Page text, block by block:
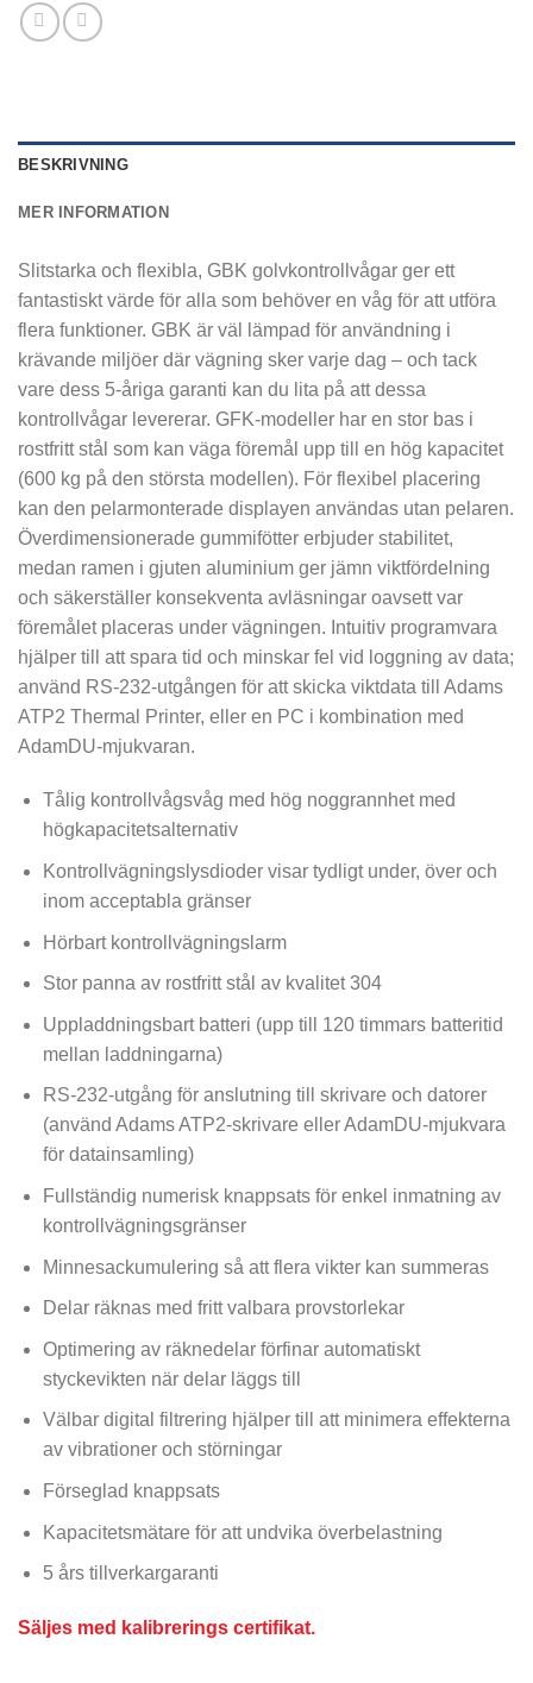
BESKRIVNING
MER INFORMATION
Slitstarka och flexibla, GBK golvkontrollvågar ger ett
fantastiskt värde för alla som behöver en våg för att utföra
flera funktioner. GBK är väl lämpad för användning i
krävande miljöer där vägning sker varje dag – och tack
vare dess 5-åriga garanti kan du lita på att dessa
kontrollvågar levererar. GFK-modeller har en stor bas i
rostfritt stål som kan väga föremål upp till en hög kapacitet
(600 kg på den största modellen). För flexibel placering
kan den pelarmonterade displayen användas utan pelaren.
Överdimensionerade gummifötter erbjuder stabilitet,
medan ramen i gjuten aluminium ger jämn viktfördelning
och säkerställer konsekventa avläsningar oavsett var
föremålet placeras under vägningen. Intuitiv programvara
hjälper till att spara tid och minskar fel vid loggning av data;
använd RS-232-utgången för att skicka viktdata till Adams
ATP2 Thermal Printer, eller en PC i kombination med
AdamDU-mjukvaran.
Tålig kontrollvågsvåg med hög noggrannhet med
högkapacitetsalternativ
Kontrollvägningslysdioder visar tydligt under, över och
inom acceptabla gränser
Hörbart kontrollvägningslarm
Stor panna av rostfritt stål av kvalitet 304
Uppladdningsbart batteri (upp till 120 timmars batteritid
mellan laddningarna)
RS-232-utgång för anslutning till skrivare och datorer
(använd Adams ATP2-skrivare eller AdamDU-mjukvara
för datainsamling)
Fullständig numerisk knappsats för enkel inmatning av
kontrollvägningsgränser
Minnesackumulering så att flera vikter kan summeras
Delar räknas med fritt valbara provstorlekar
Optimering av räknedelar förfinar automatiskt
styckevikten när delar läggs till
Välbar digital filtrering hjälper till att minimera effekterna
av vibrationer och störningar
Förseglad knappsats
Kapacitetsmätare för att undvika överbelastning
5 års tillverkargaranti
Säljes med kalibrerings certifikat.